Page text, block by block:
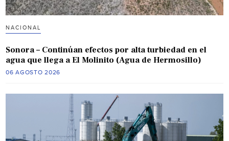
NACIONAL
Sonora – Continúan efectos por alta turbiedad en el
agua que llega a El Molinito (Agua de Hermosillo)
06 AGOSTO 2026